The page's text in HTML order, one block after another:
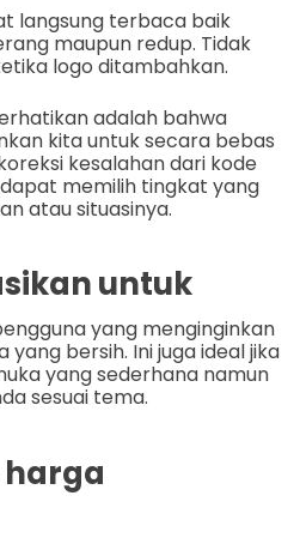
langsung terbaca baik
maupun redup. Tidak
logo ditambahkan.
adalah bahwa
kita untuk secara bebas
kesalahan dari kode
memilih tingkat yang
atau situasinya.
untuk
yang menginginkan
bersih. Ini juga ideal jika
yang sederhana namun
sesuai tema.
harga